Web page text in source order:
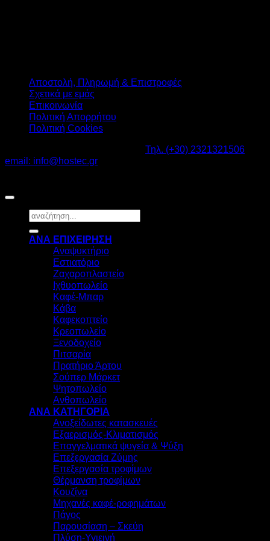
Αποστολή, Πληρωμή & Επιστροφές
Σχετικά με εμάς
Επικοινωνία
Πολιτική Απορρήτου
Πολιτική Cookies
Τηλ. (+30) 2321321506
email: info@hostec.gr
Αναζήτηση
για:
ΑΝΑ ΕΠΙΧΕΙΡΗΣΗ
Αναψυκτήριο
Εστιατόριο
Ζαχαροπλαστείο
Ιχθυοπωλείο
Καφέ-Μπαρ
Κάβα
Καφεκοπτείο
Κρεοπωλείο
Ξενοδοχείο
Πιτσαρία
Πρατήριο Άρτου
Σούπερ Μάρκετ
Ψητοπωλείο
Ανθοπωλείο
ΑΝΑ ΚΑΤΗΓΟΡΙΑ
Ανοξείδωτες κατασκευές
Εξαερισμός-Κλιματισμός
Επαγγελματικά ψυγεία & Ψύξη
Επεξεργασία Ζύμης
Επεξεργασία τροφίμων
Θέρμανση τροφίμων
Κουζίνα
Μηχανές καφέ-ροφημάτων
Πάγος
Παρουσίαση – Σκεύη
Πλύση-Υγιεινή